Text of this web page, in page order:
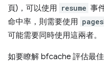
頁)，可以使用 resume 事
命中率，則需要使用
可能需要同時使用這兩者。
如要瞭解 bfcache 評估最